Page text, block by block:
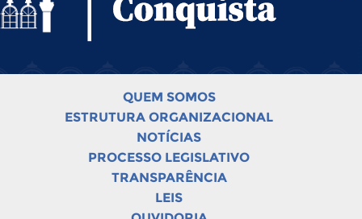
QUEM SOMOS
ESTRUTURA ORGANIZACIONAL
NOTÍCIAS
PROCESSO LEGISLATIVO
TRANSPARÊNCIA
LEIS